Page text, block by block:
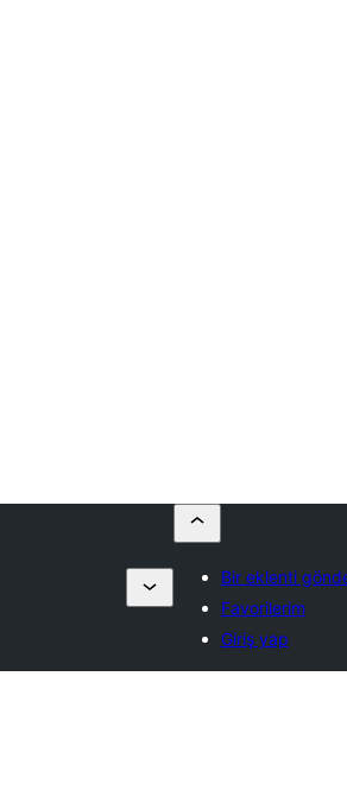
Bir eklenti
Favorilerim
Giriş yap